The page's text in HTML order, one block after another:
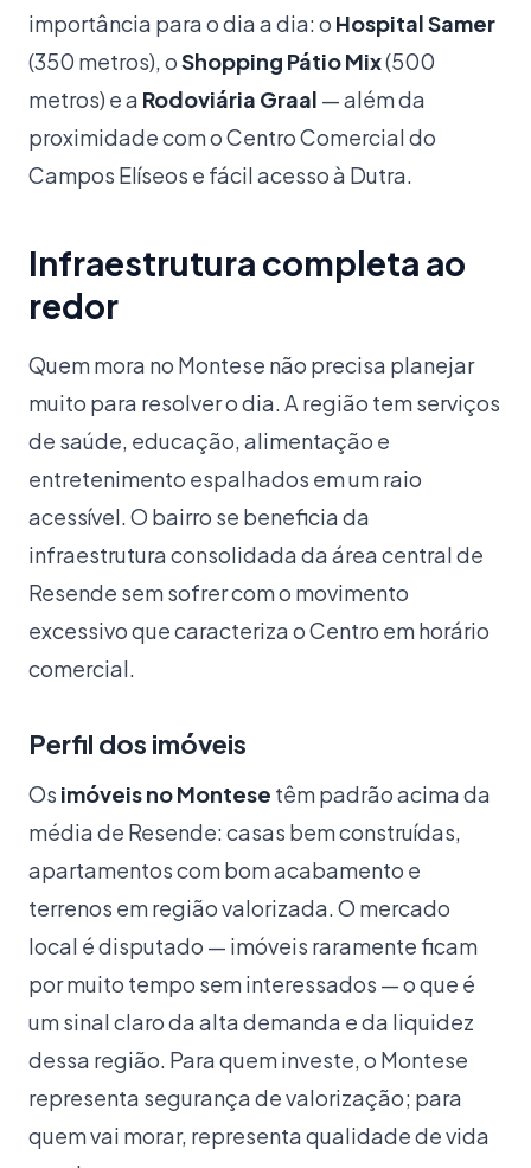
importância para o dia a dia: o Hospital Samer
(350 metros), oShopping Pátio Mix(500
metros) e a Rodoviária Graal — além da
proximidade com o Centro Comercial do
Campos Elíseos e fácil acesso à Dutra.
Infraestrutura completa ao
redor
Quem mora no Montese não precisa planejar
muito para resolver o dia. A região tem serviços
de saúde, educação, alimentação e
entretenimento espalhados em um raio
acessível. O bairro se beneficia da
infraestrutura consolidada da área central de
Resende sem sofrer com o movimento
excessivo que caracteriza o Centro em horário
comercial.
Perfil dos imóveis
Os imóveis no Montese têm padrão acima da
média de Resende: casas bem construídas,
apartamentos com bom acabamento e
terrenos em região valorizada. O mercado
local é disputado — imóveis raramente ficam
por muito tempo sem interessados — o que é
um sinal claro da alta demanda e da liquidez
dessa região. Para quem investe, o Montese
representa segurança de valorização; para
quem vai morar, representa qualidade de vida